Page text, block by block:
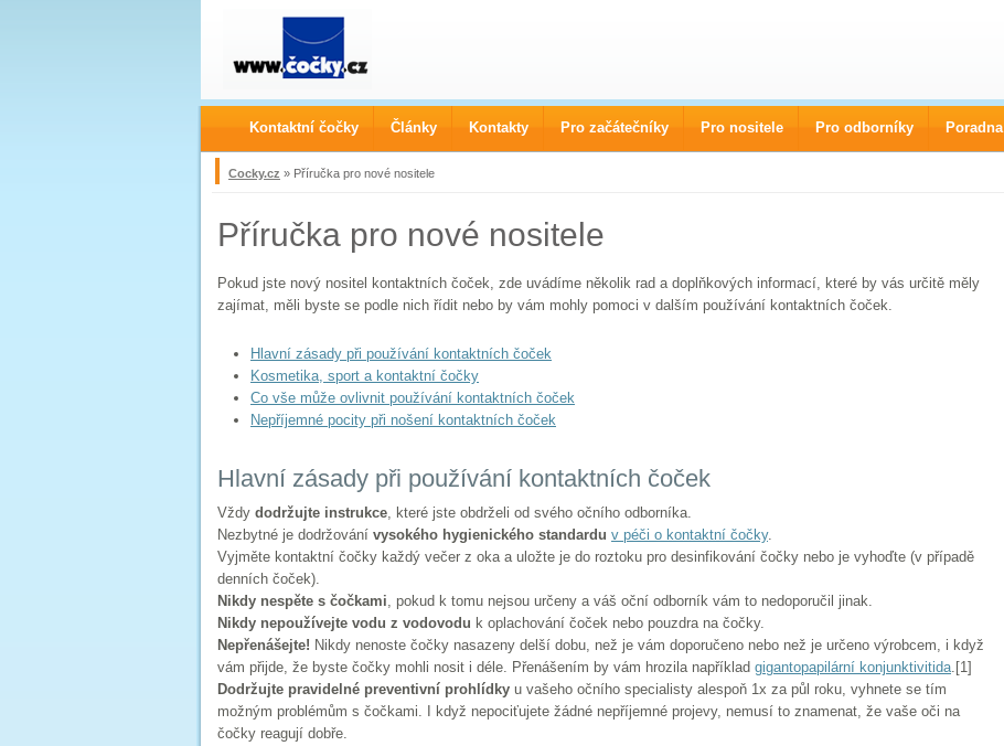
Cocky.cz » Příručka pro nové nositele
Příručka pro nové nositele
Pokud jste nový nositel kontaktních čoček, zde uvádíme několik rad a doplňkových informací, které by vás určitě měly
zajímat, měli byste se podle nich řídit nebo by vám mohly pomoci v dalším používání kontaktních čoček.
Hlavní zásady při používání kontaktních čoček
Kosmetika, sport a kontaktní čočky
Co vše může ovlivnit používání kontaktních čoček
Nepříjemné pocity při nošení kontaktních čoček
Hlavní zásady při používání kontaktních čoček
Vždy dodržujte instrukce, které jste obdrželi od svého očního odborníka.
Nezbytné je dodržování vysokého hygienického standardu v péči o kontaktní čočky.
Vyjměte kontaktní čočky každý večer z oka a uložte je do roztoku pro desinfikování čočky nebo je vyhoďte (v případě
denních čoček).
Nikdy nespěte s čočkami, pokud k tomu nejsou určeny a váš oční odborník vám to nedoporučil jinak.
Nikdy nepoužívejte vodu z vodovodu k oplachování čoček nebo pouzdra na čočky.
Nepřenášejte! Nikdy nenoste čočky nasazeny delší dobu, než je vám doporučeno nebo než je určeno výrobcem, i když
vám přijde, že byste čočky mohli nosit i déle. Přenášením by vám hrozila například gigantopapilární konjunktivitida.[1]
Dodržujte pravidelné preventivní prohlídky u vašeho očního specialisty alespoň 1x za půl roku, vyhnete se tím
možným problémům s čočkami. I když nepociťujete žádné nepříjemné projevy, nemusí to znamenat, že vaše oči na
čočky reagují dobře.
Kontaktní čočky Články Kontakty Pro začátečníky Pro nositele Pro odborníky Poradna